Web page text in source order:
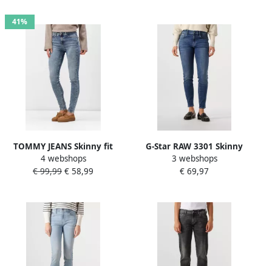
41%
TOMMY JEANS Skinny fit
jeans NORA MR SKNY
AH1280
4 webshops
€ 99,99 € 58,99
G-Star RAW 3301 Skinny
Jeans Midden blauw Dames
3 webshops
€ 69,97